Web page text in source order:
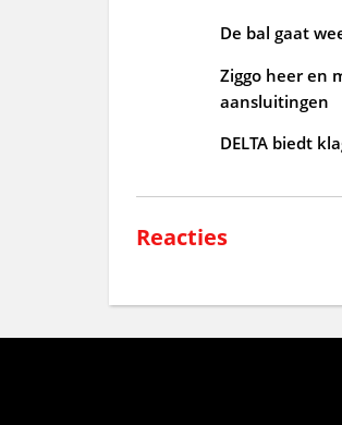
De bal gaat
Ziggo heer en
aansluitingen
DELTA biedt
Reacties